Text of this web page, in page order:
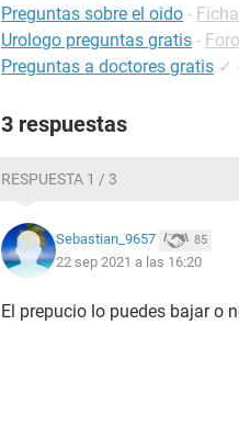
Preguntas sobre el oido -
Urologo preguntas gratis -
Preguntas a doctores gratis ✓
3 respuestas
RESPUESTA 1 / 3
Sebastian_9657 85
22 sep 2021 a las 16:20
El prepucio lo puedes bajar o